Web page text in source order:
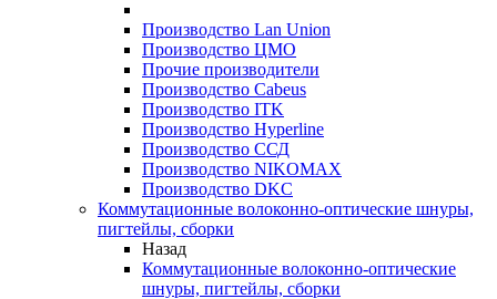
Производство Lan Union
Производство ЦМО
Прочие производители
Производство Cabeus
Производство ITK
Производство Hyperline
Производство ССД
Производство NIKOMAX
Производство DKC
Коммутационные волоконно-оптические шнуры,
пигтейлы, сборки
Назад
Коммутационные волоконно-оптические
шнуры, пигтейлы, сборки